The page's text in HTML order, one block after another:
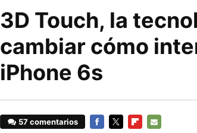
3D Touch, la
cambiar cómo
iPhone 6s
57 comentarios